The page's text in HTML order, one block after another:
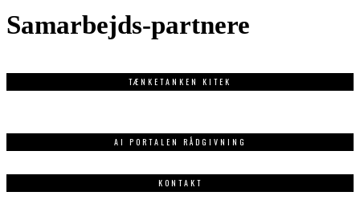
Samarbejds-partnere
TÆNKETANKEN KITEK
AI PORTALEN RÅDGIVNING
KONTAKT